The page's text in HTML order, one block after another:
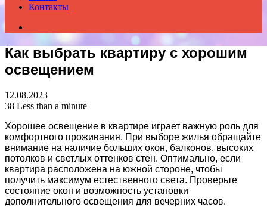
Контакты
Как выбрать квартиру с хорошим
освещением
12.08.2023
38 Less than a minute
Хорошее освещение в квартире играет важную роль для
комфортного проживания. При выборе жилья обращайте
внимание на наличие больших окон, балконов, высоких
потолков и светлых оттенков стен. Оптимально, если
квартира расположена на южной стороне, чтобы
получить максимум естественного света. Проверьте
состояние окон и возможность установки
дополнительного освещения для вечерних часов.